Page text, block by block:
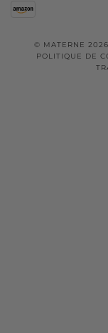
© MATERNE
POLITIQUE DE